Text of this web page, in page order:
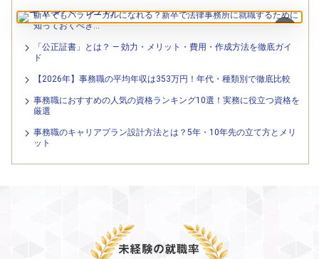
×
新卒でもパラリーガルになれる？新卒で法律事務所に就職するために
知っておくべき…
「公正証書」とは？ — 効力・メリット・費用・作成方法を徹底ガイ
ド
【2026年】事務職の平均年収は353万円！年代・種類別で徹底比較
事務職におすすめの人気の資格ランキング10選！実務に役立つ資格を
厳選
事務職のキャリアプラン設計方法とは？5年・10年先の立て方とメリ
ット